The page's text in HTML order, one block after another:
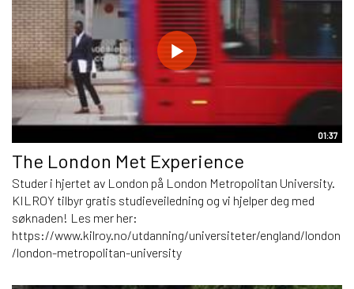
01:37
The London Met Experience
Studer i hjertet av London på London Metropolitan University.
KILROY tilbyr gratis studieveiledning og vi hjelper deg med
søknaden! Les mer her:
https://www.kilroy.no/utdanning/universiteter/england/london
/london-metropolitan-university